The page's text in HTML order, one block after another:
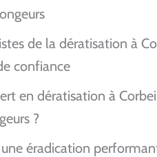
de la dératisation à
confiance
en dératisation à
?
éradication